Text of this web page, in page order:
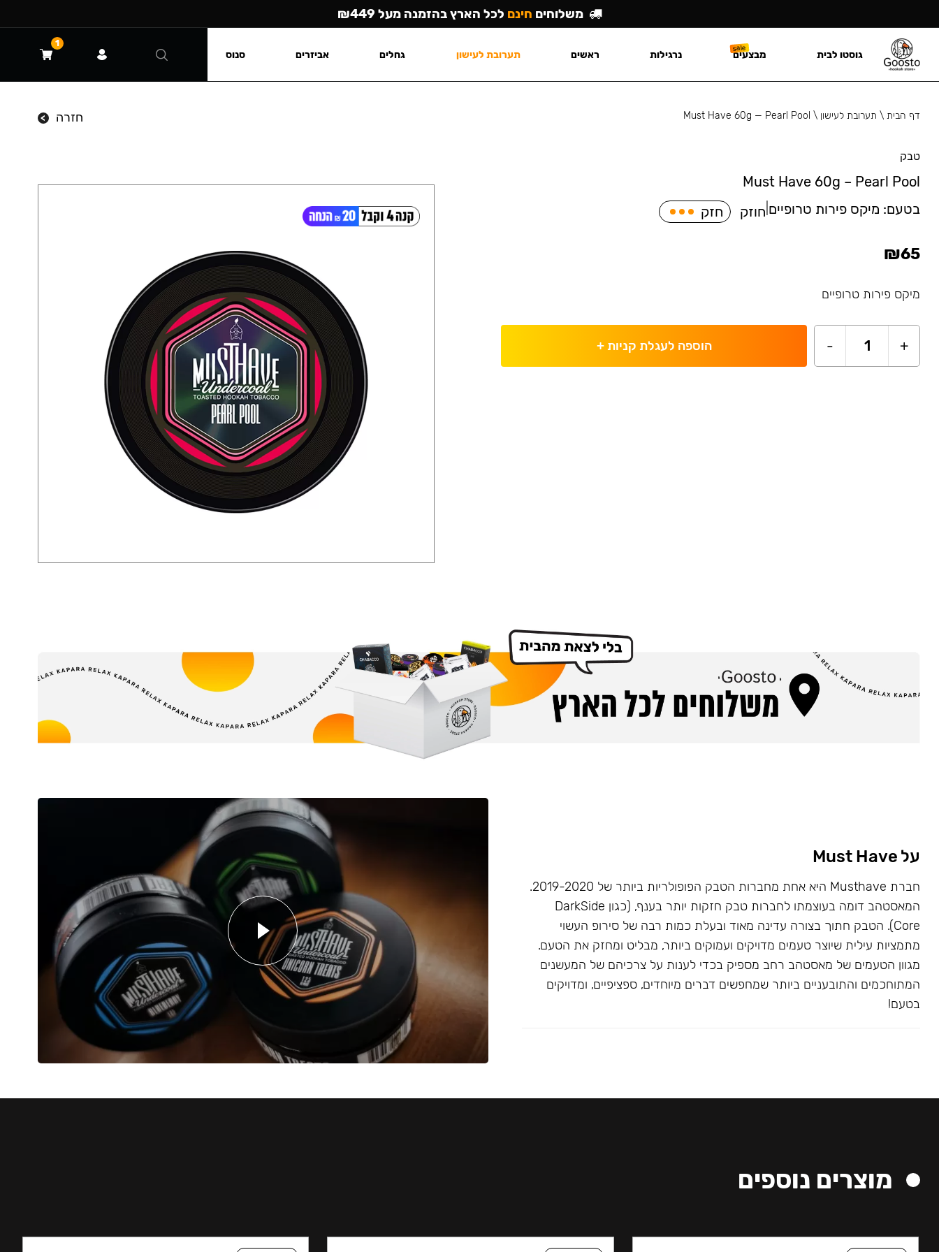
דף הבית\ תערובת לעישון \
Must Have 60g — Pearl Pool חזרה
טבק
Must Have 60g – Pearl Pool
בטעם: מיקס פירות טרופיים חוזק חזק
₪65
מיקס פירות טרופיים
+
1
- הוספה לעגלת קניות+
על Must Have
חברת Musthave היא אחת מחברות הטבק הפופולריות ביותר של 2019-2020.
המאסטהב דומה בעוצמתו לחברות טבק חזקות יותר בענף, (כגון DarkSide
Core). הטבק חתוך בצורה עדינה מאוד ובעלת כמות רבה של סירופ העשוי
מתמציות עילית שיוצר טעמים מדויקים ועמוקים ביותר, מבליט ומחזק את הטעם.
מגוון הטעמים של מאסטהב רחב מספיק בכדי לענות על צרכיהם של המעשנים
המתוחכמים והתובעניים ביותר שמחפשים דברים מיוחדים, ספציפיים, ומדויקים
בטעם!
מוצרים נוספים
משלוחים חינם לכל הארץ בהזמנה מעל ₪449
גוסטו לבית מבצעים נרגילות ראשים תערובת לעישון גחלים אביזרים סנוס
1